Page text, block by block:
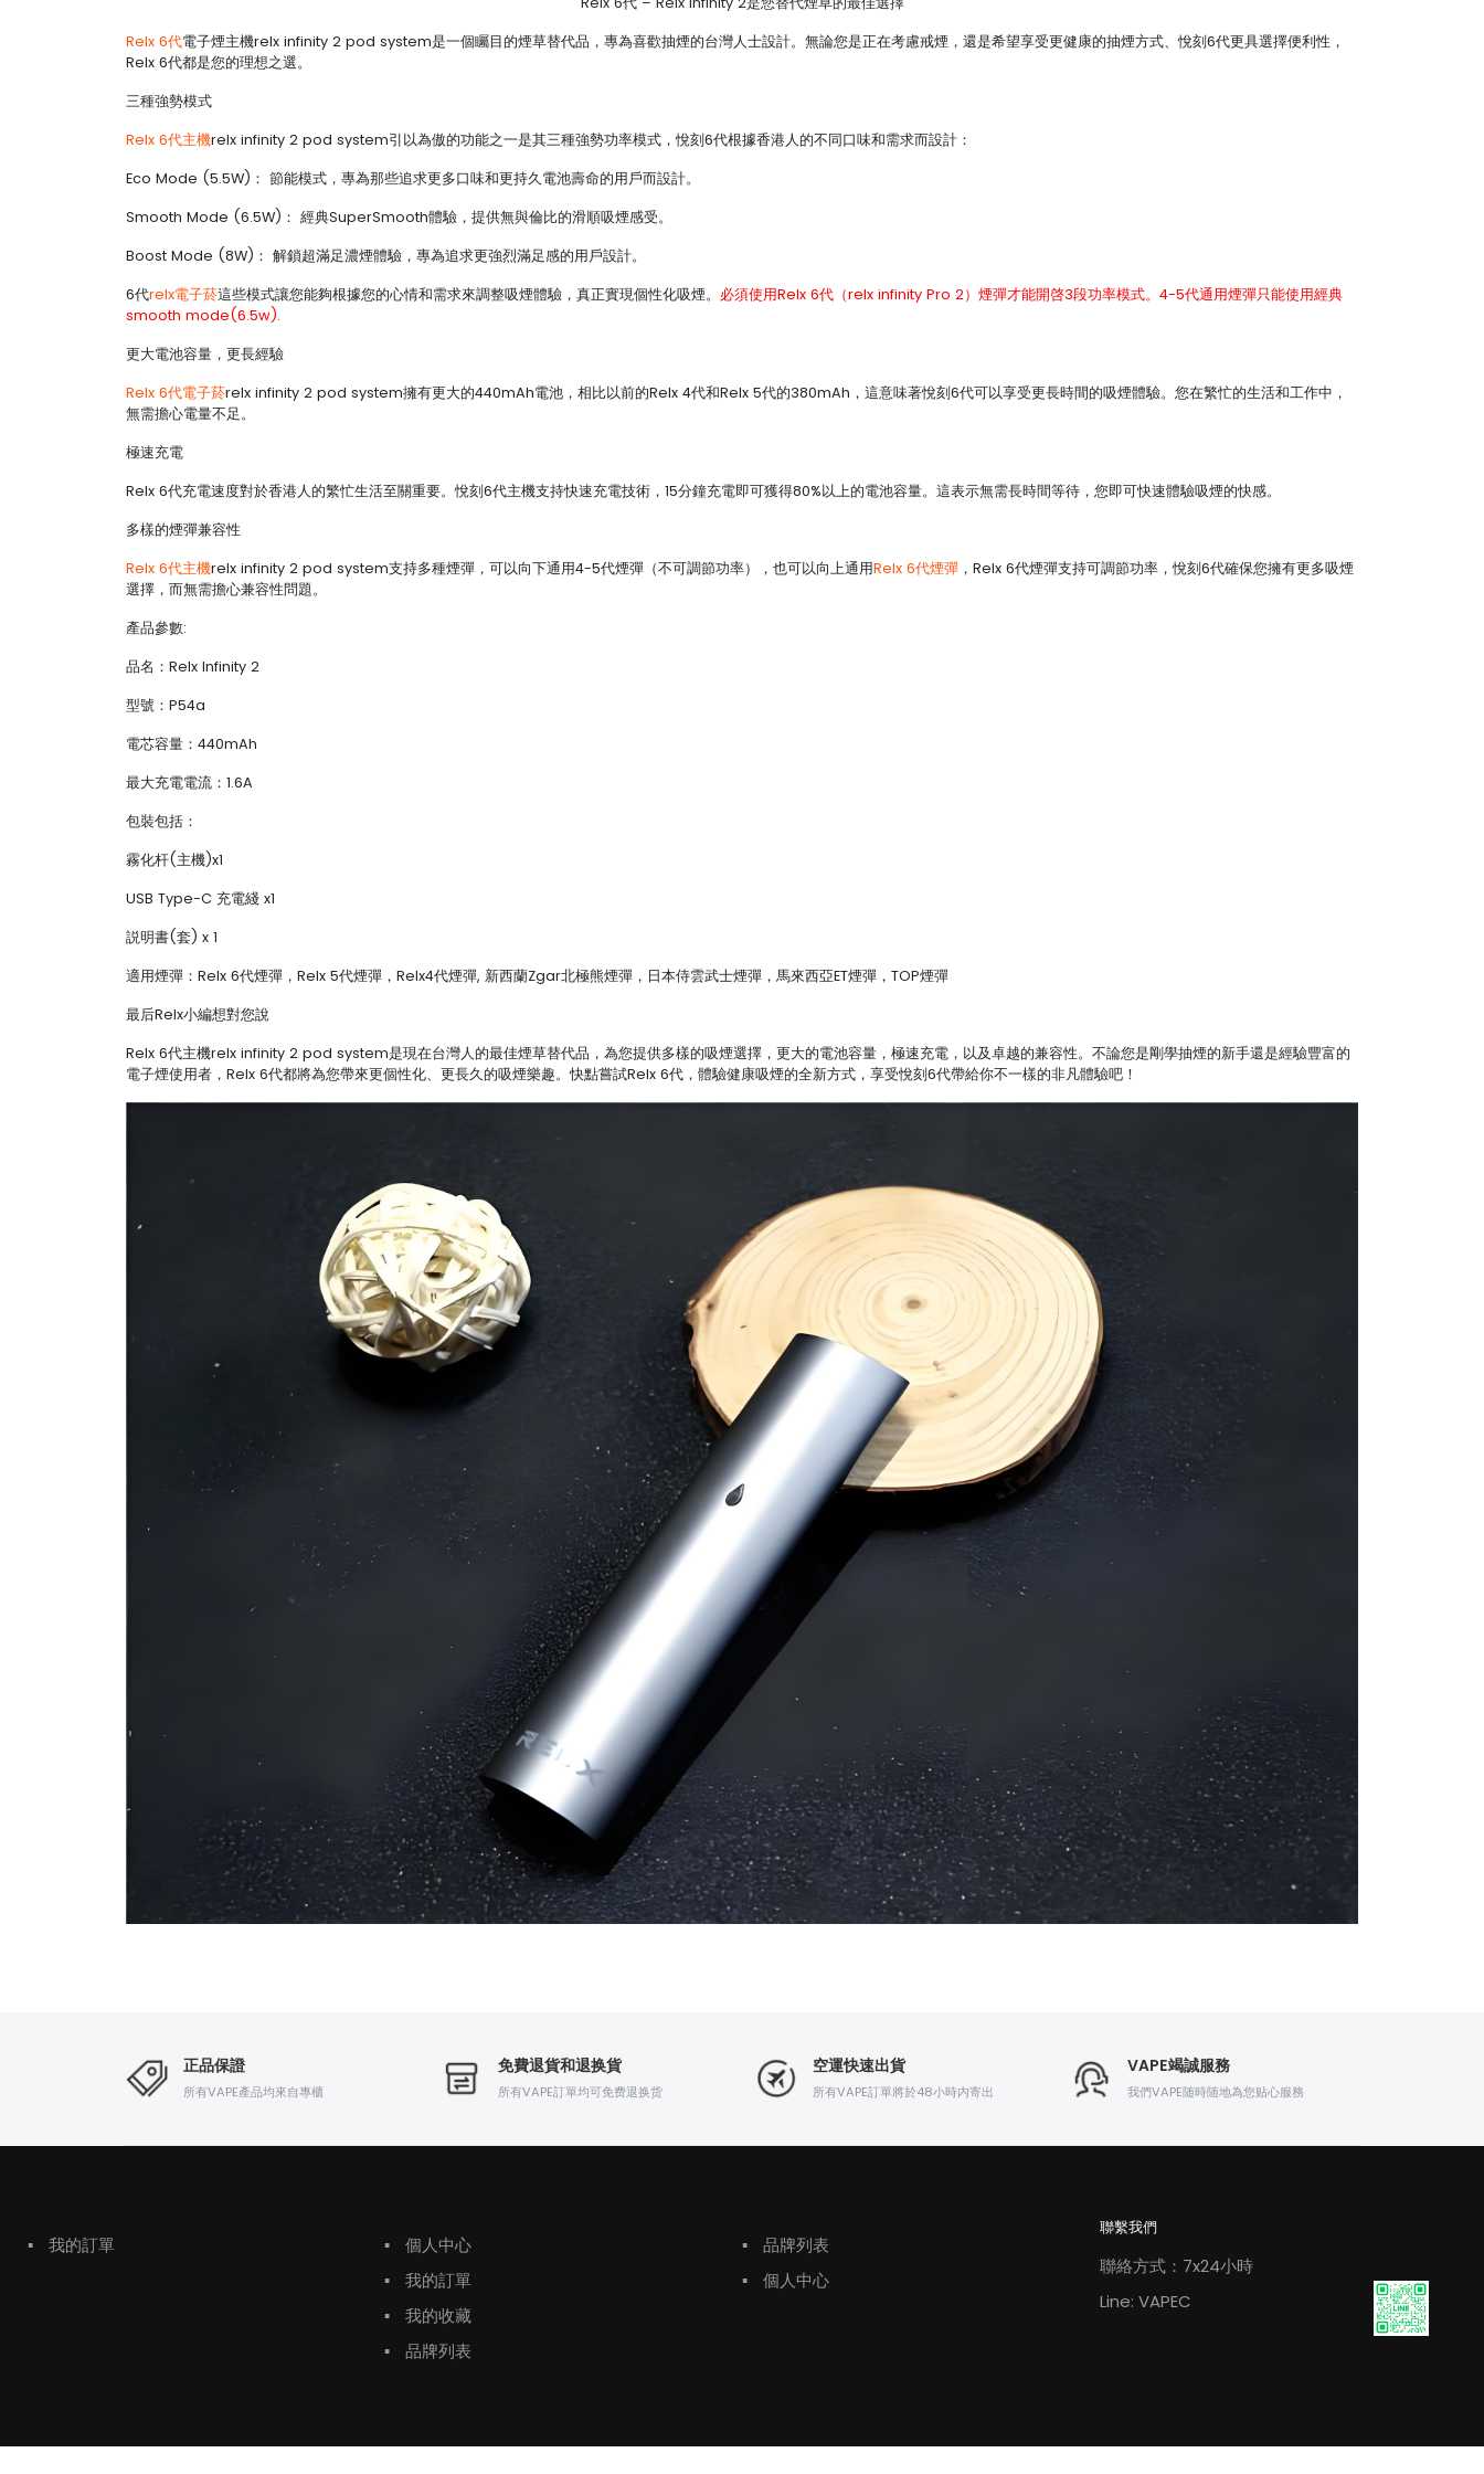
Relx 6代電子煙主機relx infinity 2 pod system是一個矚目的煙草替代品，專為喜歡抽煙的台灣人士設計。無論您是正在考慮戒煙，還是希望享受更健康的抽煙方式、悅刻6代更具選擇便利性，
Relx 6代都是您的理想之選。
三種強勢模式
Relx 6代主機relx infinity 2 pod system引以為傲的功能之一是其三種強勢功率模式，悅刻6代根據香港人的不同口味和需求而設計：
Eco Mode (5.5W)： 節能模式，專為那些追求更多口味和更持久電池壽命的用戶而設計。
Smooth Mode (6.5W)： 經典SuperSmooth體驗，提供無與倫比的滑順吸煙感受。
Boost Mode (8W)： 解鎖超滿足濃煙體驗，專為追求更強烈滿足感的用戶設計。
6代relx電子菸這些模式讓您能夠根據您的心情和需求來調整吸煙體驗，真正實現個性化吸煙。 必須使用Relx 6代（relx infinity Pro 2）煙彈才能開啓3段功率模式。4-5代通用煙彈只能使用經典
smooth mode(6.5w).
更大電池容量，更長經驗
Relx 6代電子菸relx infinity 2 pod system擁有更大的440mAh電池，相比以前的Relx 4代和Relx 5代的380mAh，這意味著悅刻6代可以享受更長時間的吸煙體驗。您在繁忙的生活和工作中，
無需擔心電量不足。
極速充電
Relx 6代充電速度對於香港人的繁忙生活至關重要。悅刻6代主機支持快速充電技術，15分鐘充電即可獲得80%以上的電池容量。這表示無需長時間等待，您即可快速體驗吸煙的快感。
多樣的煙彈兼容性
Relx 6代主機relx infinity 2 pod system支持多種煙彈，可以向下通用4-5代煙彈（不可調節功率），也可以向上通用Relx 6代煙彈 ，Relx 6代煙彈支持可調節功率，悅刻6代確保您擁有更多吸煙
選擇，而無需擔心兼容性問題。
產品參數:
品名：Relx Infinity 2
型號：P54a
電芯容量：440mAh
最大充電電流：1.6A
包裝包括：
霧化杆(主機)x1
USB Type-C 充電綫 x1
説明書(套) x 1
適用煙彈：Relx 6代煙彈，Relx 5代煙彈，Relx4代煙彈, 新西蘭Zgar北極熊煙彈，日本侍雲武士煙彈，馬來西亞ET煙彈，TOP煙彈
最后Relx小編想對您說
Relx 6代主機relx infinity 2 pod system是現在台灣人的最佳煙草替代品，為您提供多樣的吸煙選擇，更大的電池容量，極速充電，以及卓越的兼容性。不論您是剛學抽煙的新手還是經驗豐富的
電子煙使用者，Relx 6代都將為您帶來更個性化、更長久的吸煙樂趣。快點嘗試Relx 6代，體驗健康吸煙的全新方式，享受悅刻6代帶給你不一樣的非凡體驗吧！
正品保證
所有VAPE產品均來自專櫃
免費退貨和退换貨
所有VAPE訂單均可免费退换货
空運快速出貨
所有VAPE訂單將於48小時内寄出
VAPE竭誠服務
我們VAPE随時随地為您贴心服務
▪ 我的訂單 ▪
個人中心
▪
我的訂單
▪
我的收藏
▪
品牌列表
▪
品牌列表
▪
個人中心
聯繫我們
聯絡方式：7x24小時
Line: VAPEC